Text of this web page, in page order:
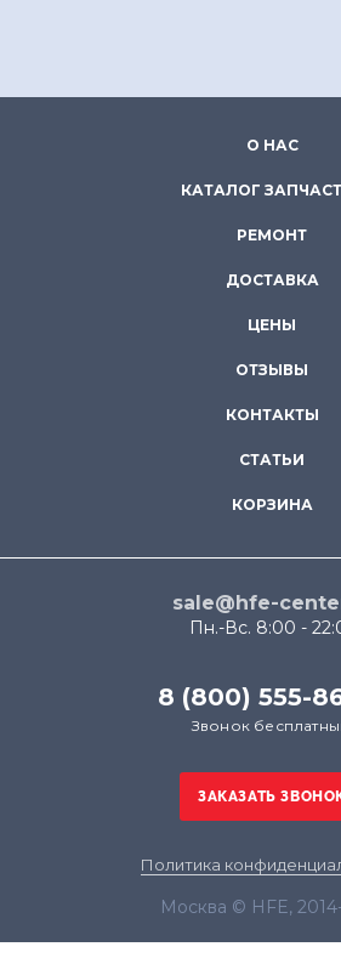
О НАС
КАТАЛОГ
РЕМОНТ
ДОСТАВКА
ЦЕНЫ
ОТЗЫВЫ
КОНТАКТЫ
СТАТЬИ
КОРЗИНА
sale@hfe-
Пн.-Вс. 8:00 -
8 (800) 555-
Звонок
Политика
Москва © HFE,